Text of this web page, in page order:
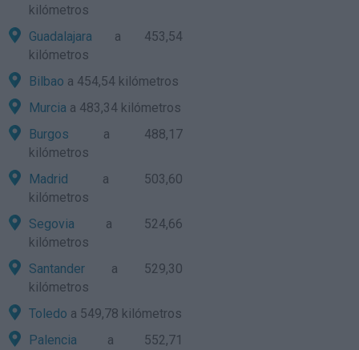
kilómetros
Guadalajara a 453,54
kilómetros
Bilbao a 454,54 kilómetros
Murcia a 483,34 kilómetros
Burgos a 488,17
kilómetros
Madrid a 503,60
kilómetros
Segovia a 524,66
kilómetros
Santander a 529,30
kilómetros
Toledo a 549,78 kilómetros
Palencia a 552,71